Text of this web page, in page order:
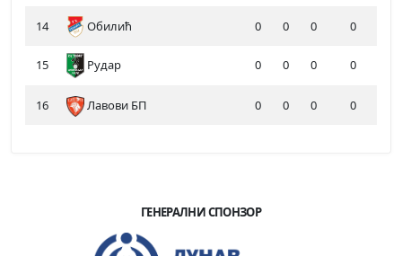
14 Обилић 0 0 0 0
15 Рудар 0 0 0 0
16 Лавови БП 0 0 0 0
ГЕНЕРАЛНИ СПОНЗОР